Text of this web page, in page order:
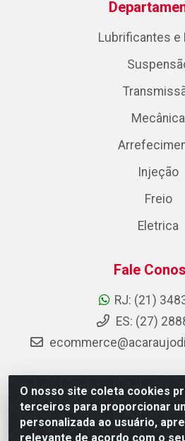
O nosso site coleta cookies
terceiros para proporcionar
personalizada ao usuário,
relevante de acordo com o
Lubrificantes e
Mecânica
Injeção
Freio
Eletrica
Fale
RJ: (21)
ES: (27)
AC Araujo Distribuidora - Rua
São Cristóvão, Rio de Janeiro/
CNPJ 08.744.753/